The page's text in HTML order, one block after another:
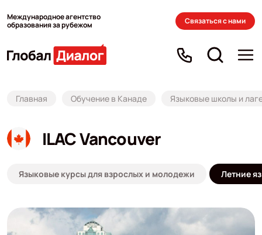
Международное агентство
образования за рубежом
Связаться с нами
Главная Обучение в Канаде Языковые школы и
ILAC Vancouver
Языковые курсы для взрослых и молодежи Летние